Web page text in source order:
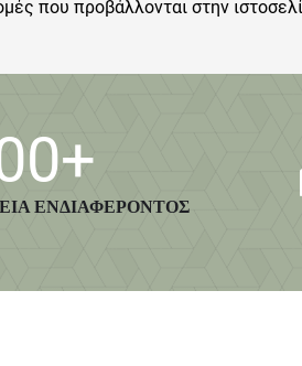
που προβάλλονται στην
+
ΕΝΔΙΑΦΕΡΟΝΤΟΣ